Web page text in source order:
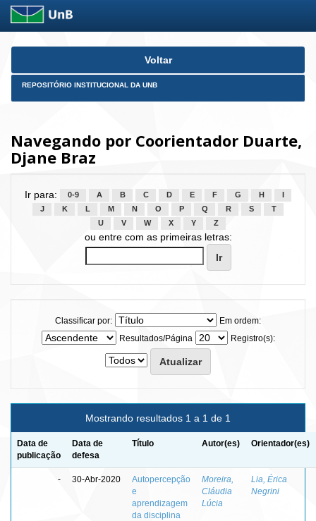
Skip
Voltar
REPOSITÓRIO INSTITUCIONAL DA UNB
Navegando por Coorientador Duarte,
Djane Braz
Ir para: 0-9 A B C D E F G H
J
K L M N O P Q R S
T
U
V W X Y Z
ou entre com as primeiras letras:
Classificar por:
Em ordem:
Resultados/Página
Registro(s):
Mostrando resultados 1 a 1 de 1
Data de
publicação
Data de
defesa
Título Autor(es) Orientador(es)
- 30-Abr-2020
Autopercepção
e
aprendizagem
da disciplina
Moreira,
Cláudia
Lúcia
Lia, Érica
Negrini